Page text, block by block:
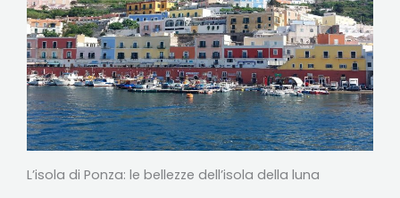
L’isola di Ponza: le bellezze dell’isola della luna